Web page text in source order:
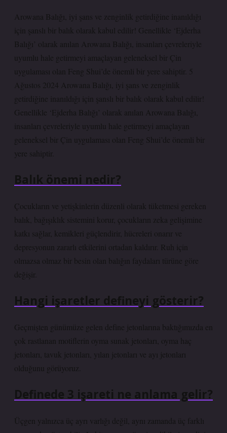
Arowana Balığı, iyi şans ve zenginlik getirdiğine inanıldığı
için şanslı bir balık olarak kabul edilir! Genellikle ‘Ejderha
Balığı’ olarak anılan Arowana Balığı, insanları çevreleriyle
uyumlu hale getirmeyi amaçlayan geleneksel bir Çin
uygulaması olan Feng Shui’de önemli bir yere sahiptir. 5
Ağustos 2024 Arowana Balığı, iyi şans ve zenginlik
getirdiğine inanıldığı için şanslı bir balık olarak kabul edilir!
Genellikle ‘Ejderha Balığı’ olarak anılan Arowana Balığı,
insanları çevreleriyle uyumlu hale getirmeyi amaçlayan
geleneksel bir Çin uygulaması olan Feng Shui’de önemli bir
yere sahiptir.
Balık önemi nedir?
Çocukların ve yetişkinlerin düzenli olarak tüketmesi gereken
balık, bağışıklık sistemini korur, çocukların zeka gelişimine
katkı sağlar, kemikleri güçlendirir, hücreleri onarır ve
depresyonun zararlı etkilerini ortadan kaldırır. Ruh için
olmazsa olmaz bir besin olan balığın faydaları türüne göre
değişir.
Hangi işaretler defineyi gösterir?
Geçmişten günümüze gelen define jetonlarına baktığımızda en
çok rastlanan motiflerin oyma sunak jetonları, oyma haç
jetonları, tavuk jetonları, yılan jetonları ve ayı jetonları
olduğunu görüyoruz.
Definede 3 işareti ne anlama gelir?
Üçgen yalnızca üç ayrı varlığı değil, aynı zamanda üç farklı